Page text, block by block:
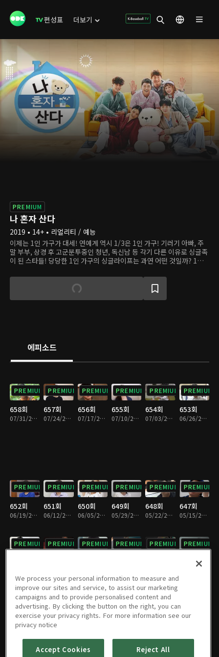
편성표 더보기
PREMIUM
나 혼자 산다
2019 • 14+ • 리얼리티 / 예능
이제는 1인 가구가 대세! 연예계 역시 1/3은 1인 가구! 기러기 아빠, 주
말 부부, 상경 후 고군분투중인 청년, 독신남 등 각기 다른 이유로 싱글족
이 된 스타들! 당당한 1인 가구의 싱글라이프는 과연 어떤 것일까? 1인
해본다. 그들의 일상을 다큐멘터리 기법으로 촬영, 싱글 라이프에 대한
진솔한 모습, 지혜로운 삶의 노하우, 혼자 사는 삶에 대한 철학 등을 허심
에피소드
PREMIUM
658회
07/31/2026 • 1시간 28분
PREMIUM
657회
07/24/2026 • 1시간 28분
PREMIUM
656회
07/17/2026 • 1시간 28분
PREMIUM
655회
07/10/2026 • 1시간 29분
PREMIUM
654회
07/03/2026 • 1시간 29분
PREMIUM
653회
06/26/2026 • 1시간 29분
PREMIUM
652회
06/19/2026 • 1시간 26분
PREMIUM
651회
06/12/2026 • 1시간 30분
PREMIUM
650회
06/05/2026 • 1시간 27분
PREMIUM
649회
05/29/2026 • 1시간 29분
PREMIUM
648회
05/22/2026 • 1시간 28분
PREMIUM
647회
05/15/2026 • 1시간 28분
PREMIUM PREMIUM PREMIUM PREMIUM PREMIUM PREMIUM
641회
PREMIUM
640회
03/27/2026 • 1시간 30분
PREMIUM
639회
PREMIUM
638회
PREMIUM
637회
PREMIUM
636회 635회
We process your personal information to measure and
improve our sites and service, to assist our marketing
campaigns and to provide personalised content and
advertising. By clicking the button on the right, you can
exercise your privacy rights. For more information see our
privacy notice
Accept Cookies Reject All